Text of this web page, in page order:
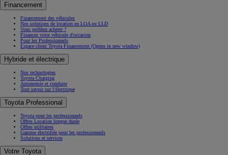
Financement
Financement des véhicules
Nos solutions de location en LOA ou LLD
Vous préférez acheter ?
Financez votre véhicule d'occasion
Pour les Professionnels
Espace client Toyota Financement (Opens in new window)
Hybride et électrique
Nos technologies
Toyota Charging
Autonomie et conduite
Tout savoir sur l’électrique
Toyota Professional
Toyota pour les professionnels
Offres Location longue durée
Offres utilitaires
Gamme électrifiée pour les professionnels
Solutions et services
Votre Toyota